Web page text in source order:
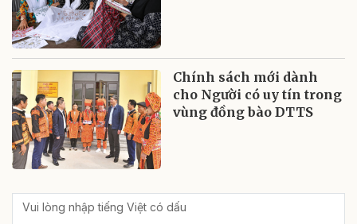
Chính sách mới dành
cho Người có uy tín trong
vùng đồng bào DTTS